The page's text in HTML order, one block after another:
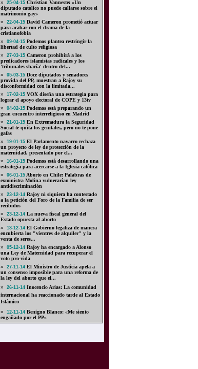
»
25-04-15Christian Vanneste: «Un
diputado católico no puede callarse sobre el
matrimonio gay»
»
22-04-15David Cameron prometió actuar
para acabar con el drama de la
cristianofobia
»
09-04-15Podemos plantea restringir la
libertad de culto religiosa
»
27-03-15Cameron prohibirá a los
predicadores islamistas radicales y los
'tribunales sharía' dentro del...
»
05-03-15Doce diputados y senadores
provida del PP, muestran a Rajoy su
disconformidad con la limitada...
»
17-02-15VOX diseña una estrategia para
lograr el apoyo electoral de COPE y 13tv
»
04-02-15Podemos está preparando un
gran encuentro interreligioso en Madrid
»
21-01-15En Extremadura la Seguridad
Social te quita los genitales, pero no te pone
gafas
»
19-01-15El Parlamento navarro rechaza
un proyecto de ley de protección de la
maternidad, presentado por el...
»
16-01-15Podemos está desarrollando una
estrategia para acercarse a la Iglesia católica
»
06-01-15Aborto en Chile: Palabras de
exministra Molina vulnerarían ley
antidiscriminación
»
23-12-14Rajoy ni siquiera ha contestado
a la petición del Foro de la Familia de ser
recibidos
»
23-12-14La nueva fiscal general del
Estado opuesta al aborto
»
13-12-14El Gobierno legaliza de manera
encubierta los "vientres de alquiler" y la
venta de seres...
»
05-12-14Rajoy ha encargado a Alonso
una Ley de Maternidad para recuperar el
voto pro-vida
»
27-11-14El Ministro de Justicia apela a
un consenso imposible para una reforma de
la ley del aborto que el...
»
26-11-14Inocencio Arias: La comunidad
internacional ha reaccionado tarde al Estado
Islámico
»
12-11-14Benigno Blanco: «Me siento
engañado por el PP»